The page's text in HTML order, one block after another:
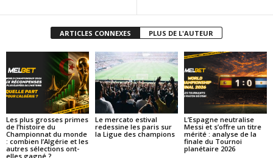
ARTICLES CONNEXES PLUS DE L'AUTEUR
Les plus grosses primes
de l’histoire du
Championnat du monde
: combien l’Algérie et les
autres sélections ont-
elles gagné ?
Le mercato estival
redessine les paris sur
la Ligue des champions
L’Espagne neutralise
Messi et s’offre un titre
mérité : analyse de la
finale du Tournoi
planétaire 2026